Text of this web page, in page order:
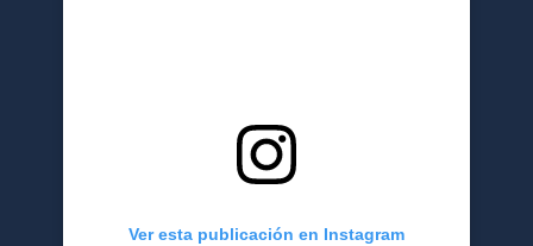
Ver esta publicación en Instagram